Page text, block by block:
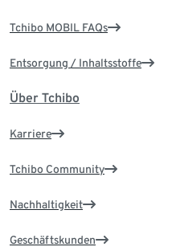
Tchibo MOBIL FAQs
Entsorgung / Inhaltsstoffe
Über Tchibo
Karriere
Tchibo Community
Nachhaltigkeit
Geschäftskunden